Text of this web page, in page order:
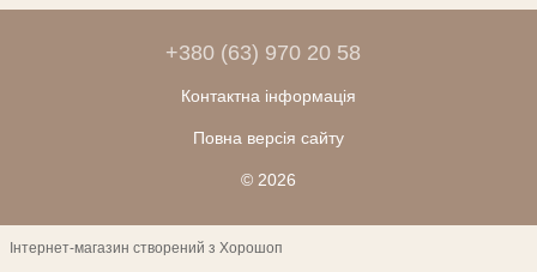
+380 (63) 970 20 58
Контактна інформація
Повна версія сайту
© 2026
Інтернет-магазин створений з Хорошоп